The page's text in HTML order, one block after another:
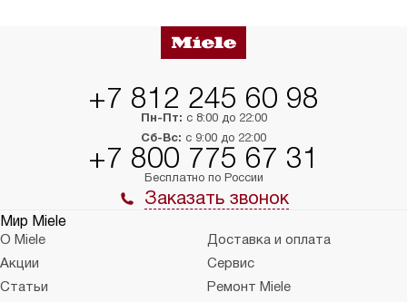
+7 812 245 60 98
Пн-Пт: с 8:00 до 22:00
Сб-Вс: с 9:00 до 22:00
+7 800 775 67 31
Бесплатно по России
Заказать звонок
Мир Miele
О Miele
Доставка и оплата
Акции
Сервис
Статьи
Ремонт Miele